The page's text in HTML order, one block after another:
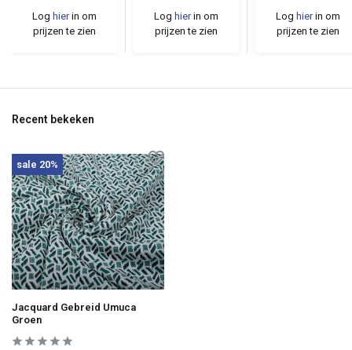
Log hierin om
prijzen te zien
Log hierin om
prijzen te zien
Log hierin om
prijzen te zien
Recent bekeken
sale 20%
Jacquard Gebreid Umuca
Groen